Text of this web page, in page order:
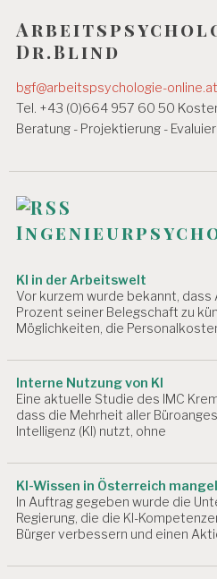
S
T
U
D
E
N
C
E
A
B
EI
T
U
D
S
U
D
H
EI
T
A
s
n
a
v
i
g
a
t
o
n
Dr.Blind
bgf@arbeitspsychologie-online.at
Tel. +43 (0)664 957 60 50
Beratung - Projektierung -
KI in der Arbeitswelt
Vor kurzem wurde bekannt, dass
Prozent seiner Belegschaft zu
Möglichkeiten, die
Interne Nutzung von KI
Eine aktuelle Studie des IMC
dass die Mehrheit aller
Intelligenz (KI) nutzt, ohne
KI-Wissen in Österreich
In Auftrag gegeben wurde die
Regierung, die die KI-
Bürger verbessern und einen